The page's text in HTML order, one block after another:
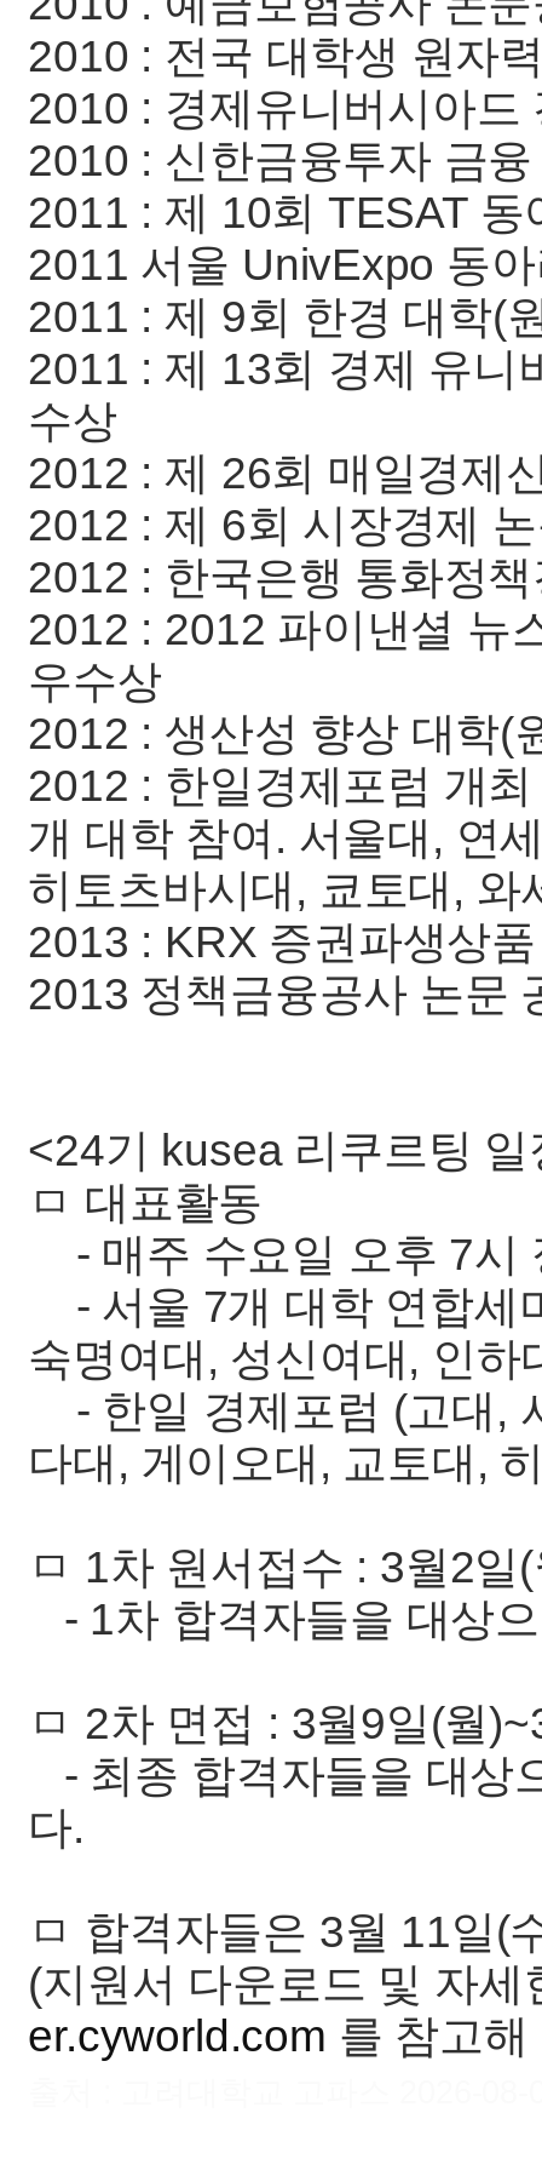
2010 : 전국 대학생 원자
2010 : 경제유니버시아드
2010 : 신한금융투자 금
2011 : 제 10회 TESAT
2011 서울 UnivExpo 동
2011 : 제 9회 한경 대학(
2011 : 제 13회 경제 유니
수상
2012 : 제 26회 매일경제
2012 : 제 6회 시장경제
2012 : 한국은행 통화정
2012 : 2012 파이낸셜 뉴
우수상
2012 : 생산성 향상 대학(
2012 : 한일경제포럼 개
개 대학 참여. 서울대, 연
히토츠바시대, 쿄토대, 와
2013 : KRX 증권파생상
2013 정책금융공사 논문
<24기 kusea 리쿠르팅 일
ㅁ 대표활동
- 매주 수요일 오후 7시
- 서울 7개 대학 연합세
숙명여대, 성신여대, 인하
- 한일 경제포럼 (고대,
다대, 게이오대, 교토대,
ㅁ 1차 원서접수 : 3월2
- 1차 합격자들을 대상
ㅁ 2차 면접 : 3월9일(월
- 최종 합격자들을 대상
다.
ㅁ 합격자들은 3월 11일(
(지원서 다운로드 및 자
er.cyworld.com 를 참고